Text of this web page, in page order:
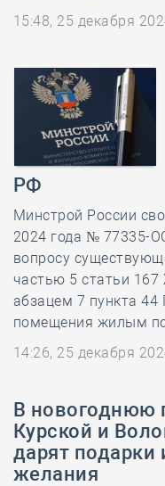
15:48, 25 декабря
РФ
Минстрой России
2024 года № 77335-
вопросу
частью 5 статьи
абзацем 7 пункта
помещения жилым
14:26, 25 декабря
В новогоднюю
Курской и
дарят подарки
желания